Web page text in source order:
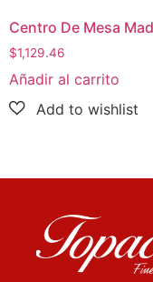
Centro De Mesa
$1,129.46
Añadir al carrito